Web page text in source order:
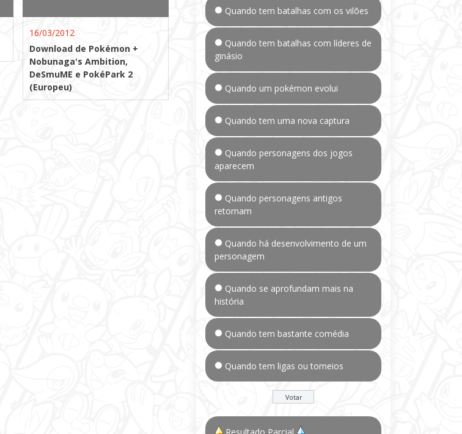
16/03/2012
Download de Pokémon +
Nobunaga's Ambition,
DeSmuME e PokéPark 2
(Europeu)
Quando tem batalhas com os vilões
Quando tem batalhas com líderes de
ginásio
Quando um pokémon evolui
Quando tem uma nova captura
Quando personagens dos jogos
aparecem
Quando personagens antigos
retornam
Quando há desenvolvimento de um
personagem
Quando se aprofundam mais na
história
Quando tem bastante comédia
Quando tem ligas ou torneios